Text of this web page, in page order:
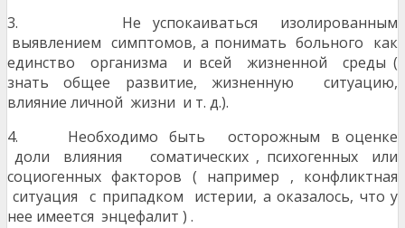
3. Не успокаиваться изолированным
выявлением симптомов, а понимать больного как
единство организма и всей жизненной среды (
знать общее развитие, жизненную ситуацию,
влияние личной жизни и т. д.).
4. Необходимо быть осторожным в оценке
доли влияния соматических , психогенных или
социогенных факторов ( например , конфликтная
ситуация с припадком истерии, а оказалось, что у
нее имеется энцефалит ) .